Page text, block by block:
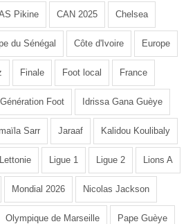
Pikine CAN 2025 Chelsea
du Sénégal Côte d'Ivoire Europe
Finale Foot local France
Génération Foot Idrissa Gana Guèye
Sarr Jaraaf Kalidou Koulibaly
Lettonie Ligue 1 Ligue 2 Lions A
Mondial 2026 Nicolas Jackson
Olympique de Marseille Pape Guèye